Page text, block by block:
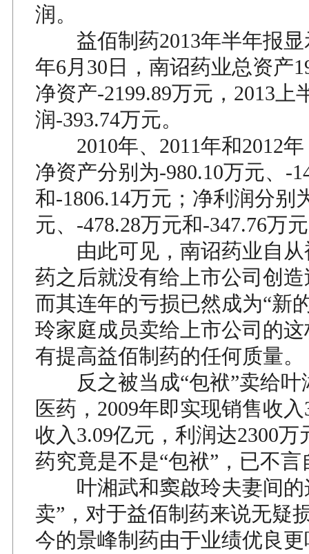
润。
益佰制药2013年半年报显
年6月30日，南诏药业总资产
净资产-2199.89万元，2013上
润-393.74万元。
2010年、2011年和2012年
净资产分别为-980.10万元、-
和-1806.14万元；净利润分别
元、-478.28万元和-347.76万
由此可见，南诏药业自从
药之后就没有给上市公司创
而其连年的亏损已然成为“新
玲家庭成员卖给上市公司的
有提高益佰制药的任何质量。
反之被当成“包袱”卖给叶
医药，2009年即实现销售收
收入3.09亿元，利润达2300
药究竟是不是“包袱”，已不言
叶湘武和窦啟玲夫妻间的
卖”，对于益佰制药来说无疑
今的景峰制药由于业绩优良